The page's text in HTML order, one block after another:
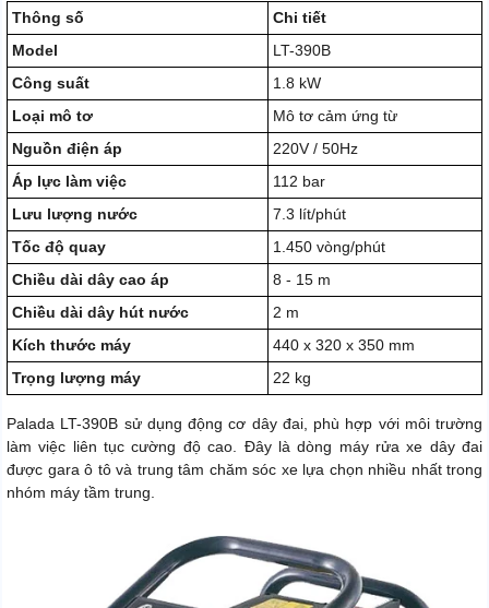
Thông số
Chi tiết
Model
LT-390B
Công suất
1.8 kW
Loại mô tơ
Mô tơ cảm ứng từ
Nguồn điện áp
220V / 50Hz
Áp lực làm việc
112 bar
Lưu lượng nước
7.3 lít/phút
Tốc độ quay
1.450 vòng/phút
Chiều dài dây cao áp
8 - 15 m
Chiều dài dây hút nước
2 m
Kích thước máy
440 x 320 x 350 mm
Trọng lượng máy
22 kg
Palada LT-390B sử dụng động cơ dây đai, phù hợp với môi trường
làm việc liên tục cường độ cao. Đây là dòng máy rửa xe dây đai
được gara ô tô và trung tâm chăm sóc xe lựa chọn nhiều nhất trong
nhóm máy tầm trung.